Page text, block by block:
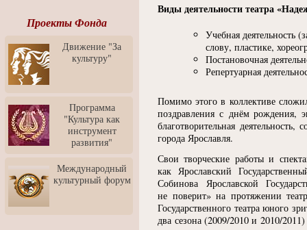
современного искусства от
Медиа-школа "ФОКУС"
Моноспектакль
"Вертинский. Исповедь
Барона"
"Притяжение" в центре
ЛЕКСУС - ЯРОСЛАВЛЬ
Презентация выставки
Зураба Церетели
Пресс-конференция к
открытию выставки Зураба
Церетели
Фестиваль уличной
Проекты Фонда
Движение "За
культуру"
Программа
"Культура как
инструмент
развития"
Международный
культурный форум
Виды деятельности театра«
Учебная деятельность (
слову, пластике,
Постановочная
Репертуарная
Помимо этого в коллективе
поздравления с днём рождения,
благотворительная
города Ярославля.
Свои творческие работы и
как Ярославский
Собинова Ярославской
не поверит» на протяжении
Государственного театра юного
два сезона (2009/2010 и 2010/2011)